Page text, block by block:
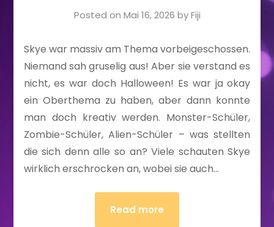
Posted on Mai 16, 2026 byFiji
Skye war massiv am Thema vorbeigeschossen.
Niemand sah gruselig aus! Aber sie verstand es
nicht, es war doch Halloween! Es war ja okay
ein Oberthema zu haben, aber dann konnte
man doch kreativ werden. Monster-Schüler,
Zombie-Schüler, Alien-Schüler – was stellten
die sich denn alle so an? Viele schauten Skye
wirklich erschrocken an, wobei sie auch…
Read more